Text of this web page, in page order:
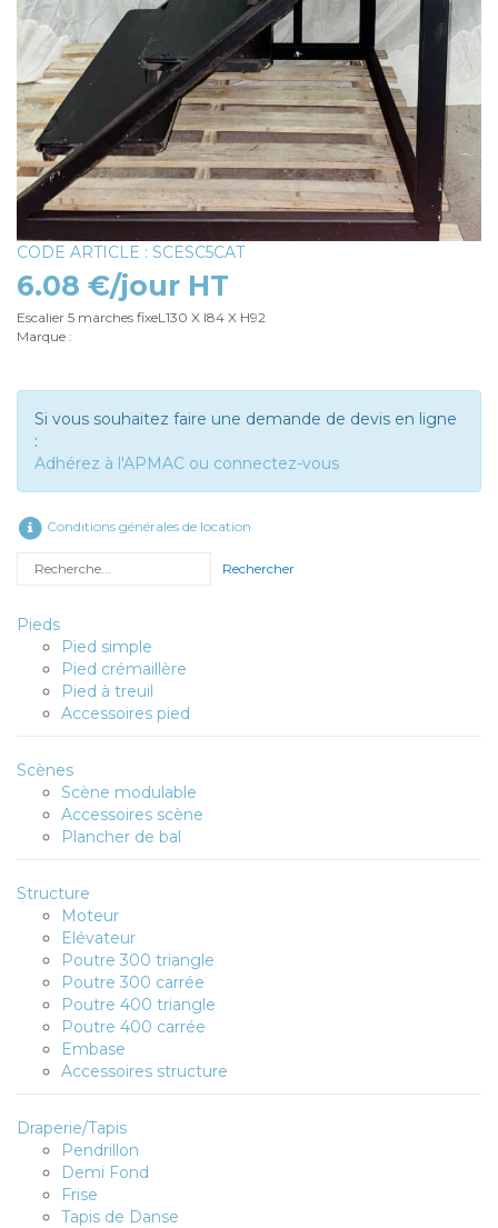
CODE ARTICLE : SCESC5CAT
6.08 €/jour HT
Escalier 5 marches fixeL130 X l84 X H92
Marque :
Si vous souhaitez faire une demande de devis en ligne
:
Adhérez à l'APMAC ou connectez-vous
Conditions générales de location
Rechercher
Pieds
Pied simple
Pied crémaillère
Pied à treuil
Accessoires pied
Scènes
Scène modulable
Accessoires scène
Plancher de bal
Structure
Moteur
Elévateur
Poutre 300 triangle
Poutre 300 carrée
Poutre 400 triangle
Poutre 400 carrée
Embase
Accessoires structure
Draperie/Tapis
Pendrillon
Demi Fond
Frise
Tapis de Danse